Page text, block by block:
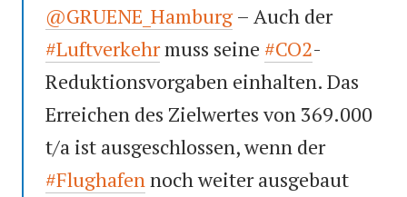
@GRUENE_Hamburg– Auch der
#Luftverkehrmuss seine #CO2-
Reduktionsvorgaben einhalten. Das
Erreichen des Zielwertes von 369.000
t/a ist ausgeschlossen, wenn der
#Flughafen noch weiter ausgebaut